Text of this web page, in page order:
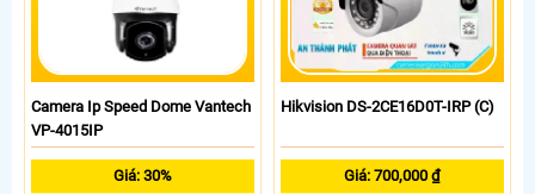
Camera Ip Speed Dome Vantech
VP-4015IP
Giá: 30%
Hikvision DS-2CE16D0T-IRP (C)
Giá: 700,000 ₫